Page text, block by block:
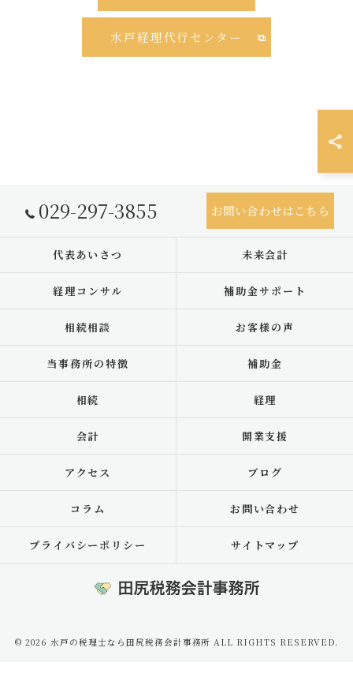
水戸経理代行センター
029-297-3855 お問い合わせはこちら
代表あいさつ 未来会計
経理コンサル 補助金サポート
相続相談 お客様の声
当事務所の特徴 補助金
相続 経理
会計 開業支援
アクセス ブログ
コラム お問い合わせ
プライバシーポリシー サイトマップ
© 2026 水戸の税理士なら田尻税務会計事務所 ALL RIGHTS RESERVED.